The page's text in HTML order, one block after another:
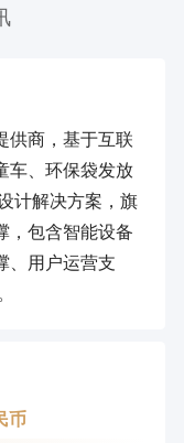
供商，基于互联
车、环保袋发放
计解决方案，旗
，包含智能设备
、用户运营支
币